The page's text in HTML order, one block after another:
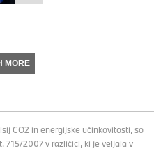
MORE
CO2 in energijske učinkovitosti, so
715/2007 v različici, ki je veljala v